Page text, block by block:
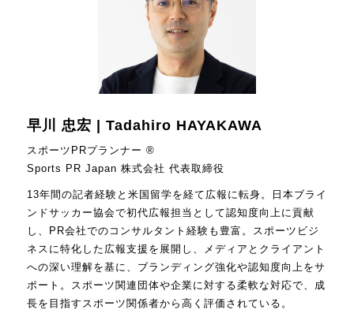
早川 忠宏 | Tadahiro HAYAKAWA
スポーツPRプランナー ®
Sports PR Japan 株式会社 代表取締役
13年間の記者経験と米国留学を経て広報に転身。日本ブライ
ンドサッカー協会で初代広報担当として認知度向上に貢献
し、PR会社でのコンサルタント経験も豊富。スポーツビジ
ネスに特化した広報支援を展開し、メディアとクライアント
への深い理解を基に、ブランディング強化や認知度向上をサ
ポート。スポーツ関連団体や企業に対する柔軟な対応で、成
長を目指すスポーツ関係者から高く評価されている。